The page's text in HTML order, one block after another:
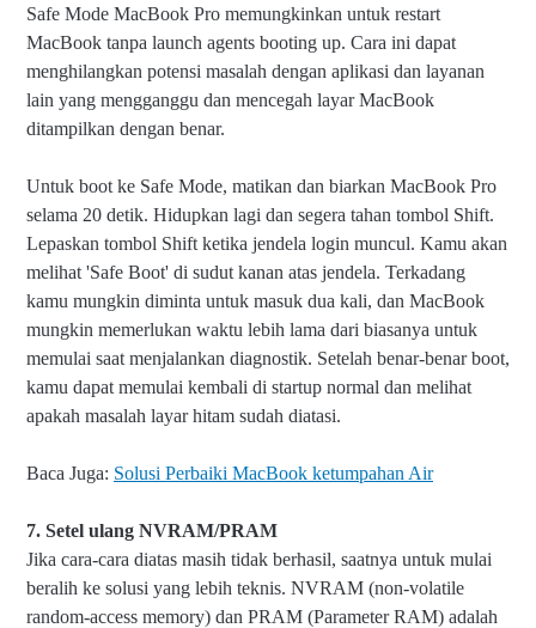
Safe Mode MacBook Pro memungkinkan untuk restart
MacBook tanpa launch agents booting up. Cara ini dapat
menghilangkan potensi masalah dengan aplikasi dan layanan
lain yang mengganggu dan mencegah layar MacBook
ditampilkan dengan benar.
Untuk boot ke Safe Mode, matikan dan biarkan MacBook Pro
selama 20 detik. Hidupkan lagi dan segera tahan tombol Shift.
Lepaskan tombol Shift ketika jendela login muncul. Kamu akan
melihat 'Safe Boot' di sudut kanan atas jendela. Terkadang
kamu mungkin diminta untuk masuk dua kali, dan MacBook
mungkin memerlukan waktu lebih lama dari biasanya untuk
memulai saat menjalankan diagnostik. Setelah benar-benar boot,
kamu dapat memulai kembali di startup normal dan melihat
apakah masalah layar hitam sudah diatasi.
Baca Juga: Solusi Perbaiki MacBook ketumpahan Air
7. Setel ulang NVRAM/PRAM
Jika cara-cara diatas masih tidak berhasil, saatnya untuk mulai
beralih ke solusi yang lebih teknis. NVRAM (non-volatile
random-access memory) dan PRAM (Parameter RAM) adalah